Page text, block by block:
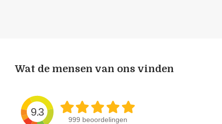
Wat de mensen van ons vinden
9.3
999 beoordelingen